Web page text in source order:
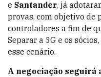
e Santander, já
provas, com objetivo de
controladores a fim de
Separar a 3G e os
esse cenário.
A negociação seguirá